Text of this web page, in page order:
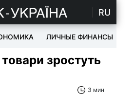
RU
ЛИЧНЫЕ ФИНАНСЫ
зростуть
3 мин